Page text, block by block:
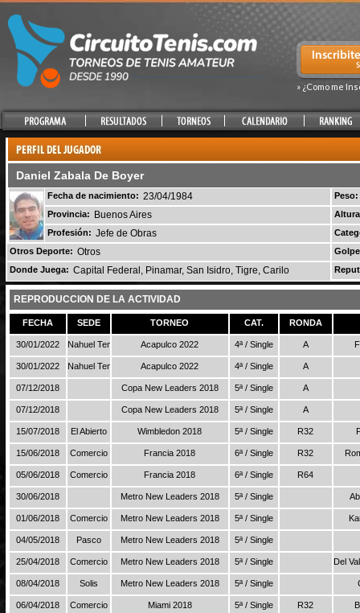
» ¿Como me
Daniel Zabala De Boyer
Fecha de nacimiento: 23/04/1984
Peso:
Provincia:
Buenos Aires
Profesión: Jefe de Obras
Otros Deporte: Otros
Donde Juega: Capital Federal, Pinamar, San Isidro, Tigre, Carilo
REPRODUCCION DE LA ACTIVIDAD
FECHA SEDE TORNEO CAT. RONDA
30/01/2022 Nahuel Tenis Acapulco 2022 4ª / Single A
30/01/2022 Nahuel Tenis Acapulco 2022 4ª / Single A
07/12/2018 Copa New Leaders 2018 5ª / Single A
07/12/2018 Copa New Leaders 2018 5ª / Single A
15/07/2018 El Abierto Wimbledon 2018 5ª / Single R32
15/06/2018 Comercio Francia 2018 6ª / Single R32
05/06/2018 Comercio Francia 2018 6ª / Single R64
30/06/2018 Metro New Leaders 2018 5ª / Single
01/06/2018 Comercio Metro New Leaders 2018 5ª / Single
04/05/2018 Pasco Metro New Leaders 2018 5ª / Single
25/04/2018 Comercio Metro New Leaders 2018 5ª / Single Del
08/04/2018 Solis Metro New Leaders 2018 5ª / Single
06/04/2018 Comercio Miami 2018 5ª / Single R32